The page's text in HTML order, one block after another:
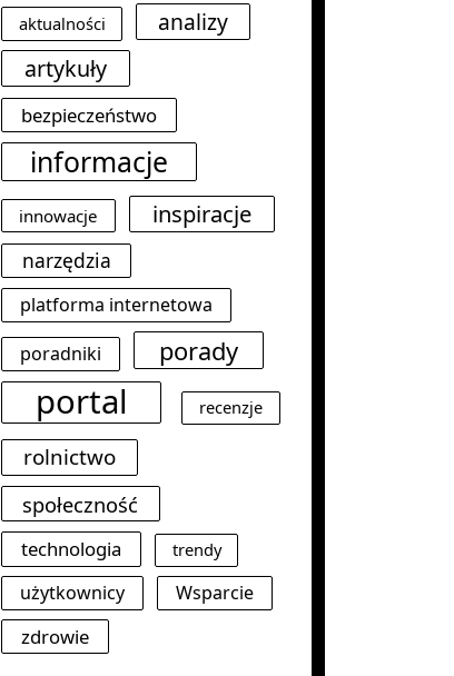
aktualności
analizy
artykuły
bezpieczeństwo
informacje
innowacje inspiracje
narzędzia
platforma internetowa
poradniki
porady
portal recenzje
rolnictwo
społeczność
technologia trendy
użytkownicy Wsparcie
zdrowie